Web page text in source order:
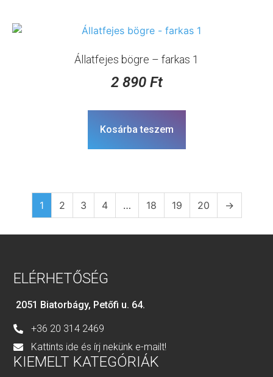
Állatfejes bögre – farkas 1
2 890 Ft
Kosárba teszem
1 2 3 4 … 18 19 20 →
ELÉRHETŐSÉG
2051 Biatorbágy, Petőfi u. 64.
+36 20 314 2469
Kattints ide és írj nekünk e-mailt!
KIEMELT KATEGÓRIÁK